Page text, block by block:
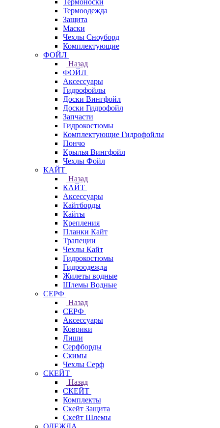
Термоноски
Термоодежда
Защита
Маски
Чехлы Сноуборд
Комплектующие
ФОЙЛ
Назад
ФОЙЛ
Аксессуары
Гидрофойлы
Доски Вингфойл
Доски Гидрофойл
Запчасти
Гидрокостюмы
Комплектующие Гидрофойлы
Пончо
Крылья Вингфойл
Чехлы Фойл
КАЙТ
Назад
КАЙТ
Аксессуары
Кайтборды
Кайты
Крепления
Планки Кайт
Трапеции
Чехлы Кайт
Гидрокостюмы
Гидроодежда
Жилеты водные
Шлемы Водные
СЕРФ
Назад
СЕРФ
Аксессуары
Коврики
Лиши
Серфборды
Скимы
Чехлы Cерф
СКЕЙТ
Назад
СКЕЙТ
Комплекты
Скейт Защита
Скейт Шлемы
ОДЕЖДА